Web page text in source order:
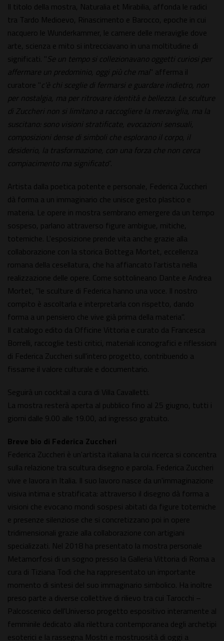
Il titolo della mostra, Naturalia et Mirabilia, affonda le radici
tra Tardo Medioevo, Rinascimento e Barocco, epoche in cui
nacquero le Wunderkammer, le camere delle meraviglie dove
arte, scienza e mito si intrecciavano in una moltitudine di
significati. "Se un tempo si collezionavano oggetti curiosi per
affermare un predominio, oggi più che mai" afferma il
curatore "c'è chi sceglie di fermarsi e guardare indietro, non
per nostalgia, ma per ritrovare identità e bellezza. Le sculture
di Zuccheri non si limitano a raccogliere la meraviglia, ma la
suscitano: sono visioni stratificate, evocazioni sensuali,
composizioni dense di simboli che esplorano il corpo, il
desiderio, la trasformazione, con una forza che non cerca
compiacimento ma significato".
Artista dalla poetica potente e personale, Federica Zuccheri
dà forma a un immaginario che unisce gesto plastico e
materia. Le opere in mostra sembrano emergere da un tempo
sospeso, parlano attraverso figure ambigue, mitiche,
totemiche. L'esposizione prende vita anche grazie alla
collaborazione con la storica Bottega Mortet, eccellenza
romana della cesellatura, che ha affiancato l'artista nella
realizzazione delle opere. Come sottolineano Dante e Andrea
Mortet, "le sculture di Federica hanno una voce. Il nostro
compito è ascoltarla e interpretarla con rispetto, dando
forma a un pensiero che vive già prima della materia".
Il catalogo edito da Officine Vittoria e curato da Francesca
Borrelli, raccoglie testi critici, materiali iconografici e riflessioni
di Federica Zuccheri sull'intero progetto, contribuendo a
fissarne il valore culturale e documentario.
Seguirà un cocktail a cura di Villa Cavalletti.
La mostra resterà aperta al pubblico fino al 25 giugno, tutti i
giorni dalle 9.00 alle 19.00, ad ingresso gratuito.
Breve bio di Federica Zuccheri
Federica Zuccheri è un'artista italiana la cui ricerca si concentra
sulla relazione tra scultura disegno e parola. Federica Zuccheri
vive e lavora in Italia. Il suo lavoro nasce da un'immaginazione
visiva intima e stratificata: attraverso il disegno dà forma a
visioni che evocano mondi sospesi abitati da figure totemiche
e presenze silenziose che si concretizzano poi in opere
tridimensionali grazie alla collaborazione con artigiani
specializzati. Nel 2018 ha presentato la mostra personale
Metamorfosi di un sogno presso la Galleria Vittoria di Roma a
cura di Tiziana Todi che ha rappresentato un importante
momento di sintesi del suo immaginario simbolico. Ha inoltre
preso parte a diverse collettive di rilievo tra cui Tarocchi –
Palcoscenico dell'Universo progetto espositivo interamente al
femminile dedicato alla rilettura contemporanea degli archetipi
esoterici e la rassegna Mostri e mostruosità di oggi a